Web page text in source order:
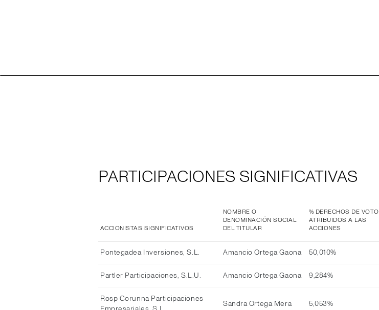
PARTICIPACIONES SIGNIFICATIVAS
ACCIONISTAS SIGNIFICATIVOS
NOMBRE O
DENOMINACIÓN SOCIAL
DEL TITULAR
% DERECHOS DE VOTO
ATRIBUIDOS A LAS
ACCIONES
Pontegadea Inversiones, S.L. Amancio Ortega Gaona 50,010%
Partler Participaciones, S.L.U. Amancio Ortega Gaona 9,284%
Rosp Corunna Participaciones
Sandra Ortega Mera 5,053%